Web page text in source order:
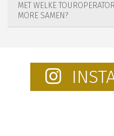
MET WELKE
MORE SAMEN?